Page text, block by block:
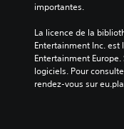
importantes.
La licence de la
Entertainment Inc. est
Entertainment
logiciels. Pour
rendez-vous sur